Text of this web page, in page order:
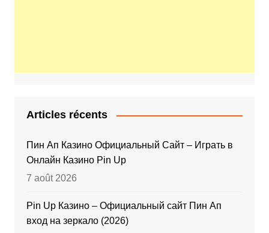
Articles récents
Пин Ап Казино Официальный Сайт – Играть в
Онлайн Казино Pin Up
7 août 2026
Pin Up Казино – Официальный сайт Пин Ап
вход на зеркало (2026)